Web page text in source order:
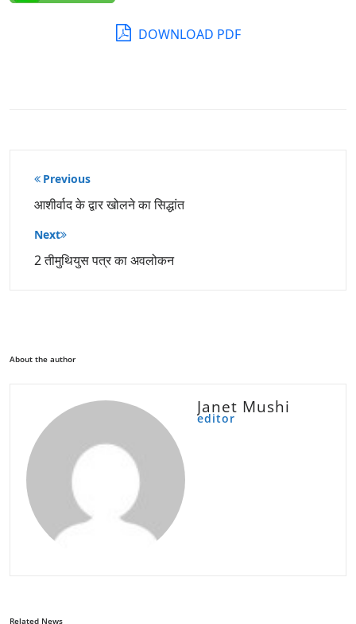
DOWNLOAD PDF
पोस्ट
नेविगेशन
Previous
आशीर्वाद के द्वार खोलने का सिद्धांत
Next
2 तीमुथियुस पत्र का अवलोकन
About the author
Janet Mushi
editor
Related News